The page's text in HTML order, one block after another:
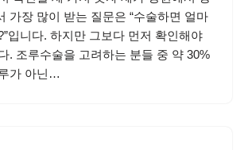
가장 많이 받는 질문은 “수술하면 얼마
입니다. 하지만 그보다 먼저 확인해야
. 조루수술을 고려하는 분들 중 약 30%
가 아닌…